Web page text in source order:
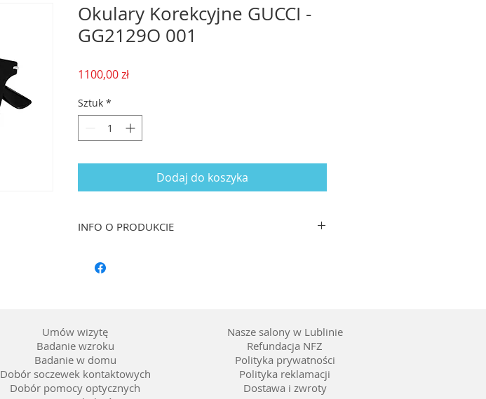
Okulary Korekcyjne GUCCI -
GG2129O 001
1100,00 złCena
Sztuk *
Dodaj do koszyka
INFO O PRODUKCIE
Kształt: Kwadrat
Umów wizytę
Badanie wzroku
Badanie w domu
Dobór soczewek kontaktowych
Dobór pomocy optycznych
Nasze salony w Lublinie
Refundacja NFZ
Polityka prywatności
Polityka reklamacji
Dostawa i zwroty